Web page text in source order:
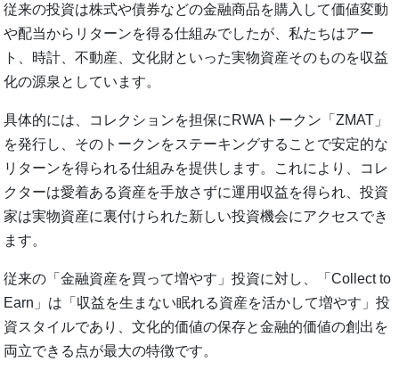
従来の投資は株式や債券などの金融商品を購入して価値変動
や配当からリターンを得る仕組みでしたが、私たちはアー
ト、時計、不動産、文化財といった実物資産そのものを収益
化の源泉としています。
具体的には、コレクションを担保にRWAトークン「ZMAT」
を発行し、そのトークンをステーキングすることで安定的な
リターンを得られる仕組みを提供します。これにより、コレ
クターは愛着ある資産を手放さずに運用収益を得られ、投資
家は実物資産に裏付けられた新しい投資機会にアクセスでき
ます。
従来の「金融資産を買って増やす」投資に対し、「Collect to
Earn」は「収益を生まない眠れる資産を活かして増やす」投
資スタイルであり、文化的価値の保存と金融的価値の創出を
両立できる点が最大の特徴です。